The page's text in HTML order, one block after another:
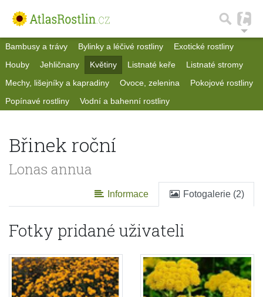
Bambusy a trávy Bylinky a léčivé rostliny
Exotické rostliny
Houby
Jehličnany Květiny Listnaté keře
Listnaté stromy
Mechy, lišejníky a kapradiny
Ovoce, zelenina
Pokojové rostliny
Popínavé rostliny
Vodní a bahenní rostliny
Břinek roční
Lonas annua
Informace Fotogalerie (2)
Fotky pridané uživateli